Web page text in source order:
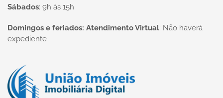
Sábados: 9h às 15h
Domingos e feriados: Atendimento Virtual: Não haverá
expediente
Página inicial